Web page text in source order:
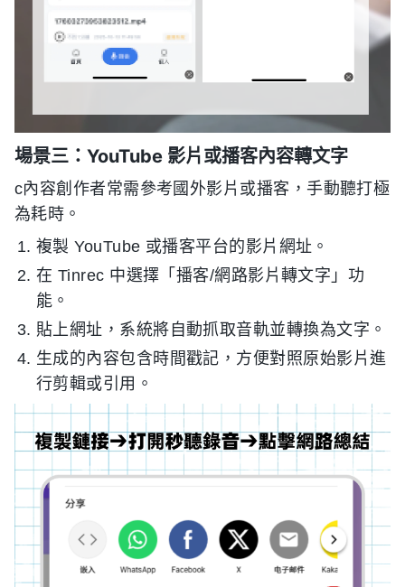
場景三：YouTube 影片或播客內容轉文字
c內容創作者常需參考國外影片或播客，手動聽打極
為耗時。
複製 YouTube 或播客平台的影片網址。
在 Tinrec 中選擇「播客/網路影片轉文字」功
能。
貼上網址，系統將自動抓取音軌並轉換為文字。
生成的內容包含時間戳記，方便對照原始影片進
行剪輯或引用。